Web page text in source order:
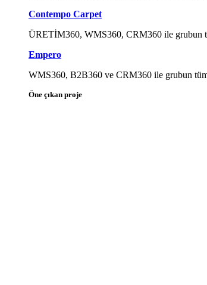
Contempo Carpet
ÜRETİM360, WMS360, CRM360 ile grubun
Empero
WMS360, B2B360 ve CRM360 ile grubun
Öne çıkan proje